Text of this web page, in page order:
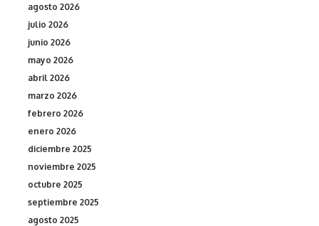
agosto 2026
julio 2026
junio 2026
mayo 2026
abril 2026
marzo 2026
febrero 2026
enero 2026
diciembre 2025
noviembre 2025
octubre 2025
septiembre 2025
agosto 2025